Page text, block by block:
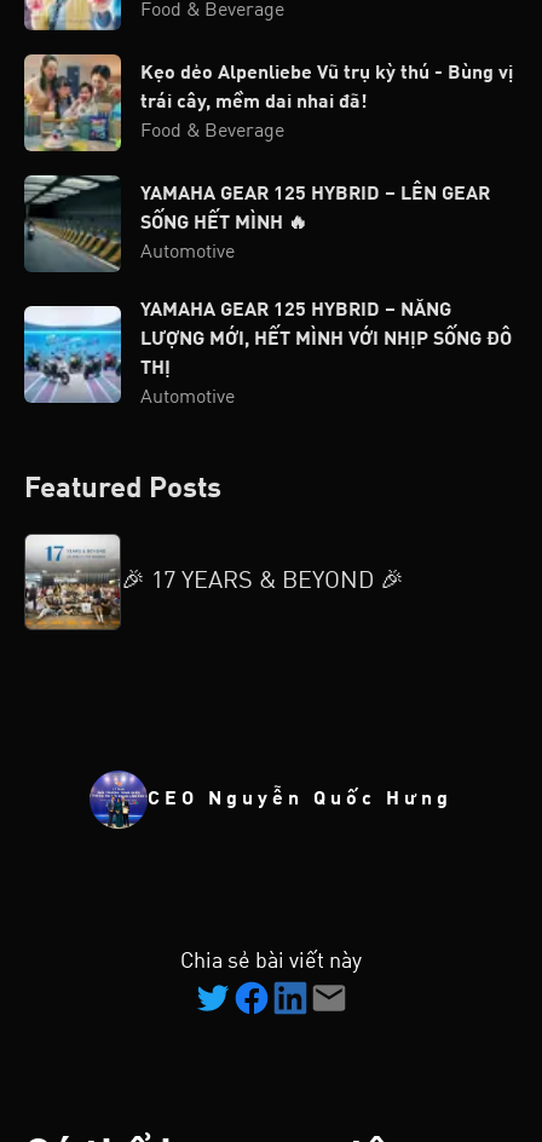
Food & Beverage
Kẹo dẻo Alpenliebe Vũ trụ kỳ thú - Bùng vị
trái cây, mềm dai nhai đã!
Food & Beverage
YAMAHA GEAR 125 HYBRID – LÊN GEAR
SỐNG HẾT MÌNH 🔥
Automotive
YAMAHA GEAR 125 HYBRID – NĂNG
LƯỢNG MỚI, HẾT MÌNH VỚI NHỊP SỐNG ĐÔ
THỊ
Automotive
Featured Posts
🎉 17 YEARS & BEYOND 🎉
CEO Nguyễn Quốc Hưng
Chia sẻ bài viết này